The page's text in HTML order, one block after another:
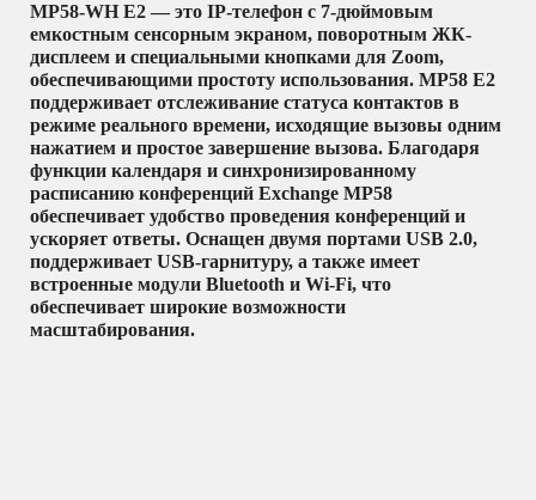
MP58-WH E2 — это IP-телефон с 7-дюймовым
емкостным сенсорным экраном, поворотным ЖК-
дисплеем и специальными кнопками для Zoom,
обеспечивающими простоту использования. MP58 E2
поддерживает отслеживание статуса контактов в
режиме реального времени, исходящие вызовы одним
нажатием и простое завершение вызова. Благодаря
функции календаря и синхронизированному
расписанию конференций Exchange MP58
обеспечивает удобство проведения конференций и
ускоряет ответы. Оснащен двумя портами USB 2.0,
поддерживает USB-гарнитуру, а также имеет
встроенные модули Bluetooth и Wi-Fi, что
обеспечивает широкие возможности
масштабирования.